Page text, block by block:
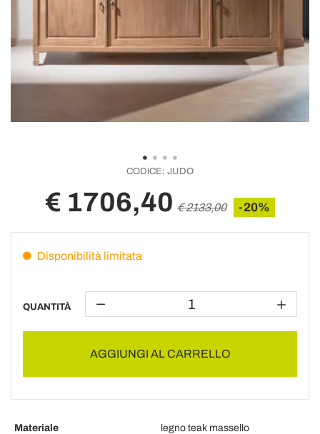
CODICE: JUDO
€ 1706,40 € 2133,00 -20%
Disponibilità limitata
QUANTITÀ
AGGIUNGI AL CARRELLO
Materiale
legno teak massello